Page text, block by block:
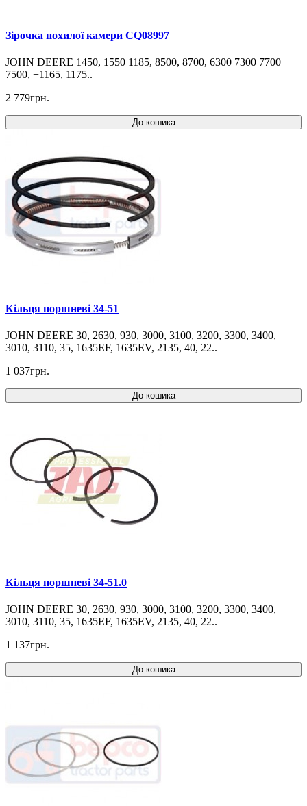
Зірочка похилої камери CQ08997
JOHN DEERE 1450, 1550 1185, 8500, 8700, 6300 7300 7700
7500, +1165, 1175..
2 779грн.
До кошика
Кільця поршневі 34-51
JOHN DEERE 30, 2630, 930, 3000, 3100, 3200, 3300, 3400,
3010, 3110, 35, 1635EF, 1635EV, 2135, 40, 22..
1 037грн.
До кошика
Кільця поршневі 34-51.0
JOHN DEERE 30, 2630, 930, 3000, 3100, 3200, 3300, 3400,
3010, 3110, 35, 1635EF, 1635EV, 2135, 40, 22..
1 137грн.
До кошика